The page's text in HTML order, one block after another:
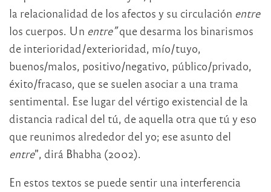
la relacionalidad de los afectos y su circulación entre
los cuerpos. Un entre”que desarma los binarismos
de interioridad/exterioridad, mío/tuyo,
buenos/malos, positivo/negativo, público/privado,
éxito/fracaso, que se suelen asociar a una trama
sentimental. Ese lugar del vértigo existencial de la
distancia radical del tú, de aquella otra que tú y eso
que reunimos alrededor del yo; ese asunto del
entre”, dirá Bhabha (2002).
En estos textos se puede sentir una interferencia